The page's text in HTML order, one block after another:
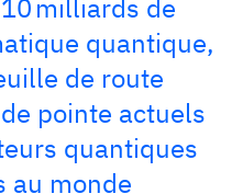
milliards de
quantique,
de route
pointe actuels
quantiques
au monde